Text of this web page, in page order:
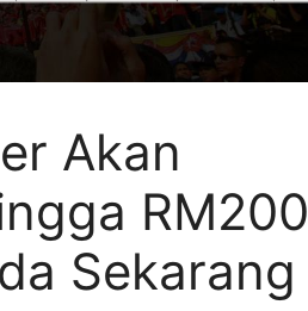
Akan
RM200
Sekarang